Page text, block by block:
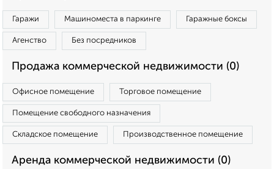
Гаражи Машиноместа в паркинге Гаражные боксы
Агенство Без посредников
Продажа коммерческой недвижимости (0)
Офисное помещение Торговое помещение
Помещение свободного назначения
Складское помещение Производственное помещение
Аренда коммерческой недвижимости (0)